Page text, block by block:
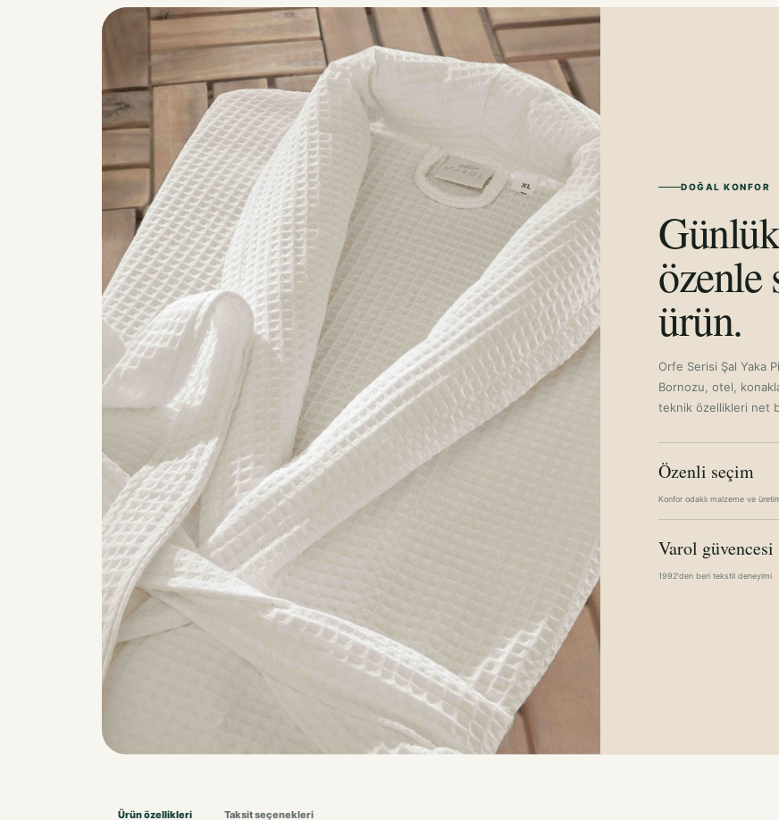
DOĞAL KONFOR
özenle
ürün.
Orfe Serisi Şal Yaka
Bornozu, otel,
teknik özellikleri net
Özenli seçim
Konfor odaklı malzeme ve
Varol güvencesi
1992'den beri tekstil deneyimi
Ürün özellikleri Taksit seçenekleri